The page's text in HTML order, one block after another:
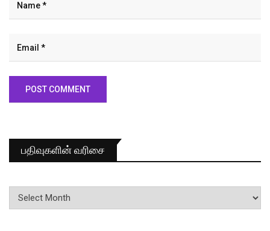
பதிவுகளின் வரிசை
பதிவுகளின்
வரிசை